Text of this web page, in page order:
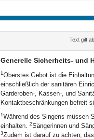
Text gilt
Generelle Sicherheits- und
1Oberstes Gebot ist die
einschließlich der sanitären
Garderoben-, Kassen-, und
Kontaktbeschränkungen befreit
1Während des Singens müssen
einhalten. 2Sängerinnen und
3Zudem ist darauf zu achten,